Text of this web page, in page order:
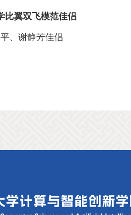
比翼双飞模范佳侣
、谢静芳佳侣